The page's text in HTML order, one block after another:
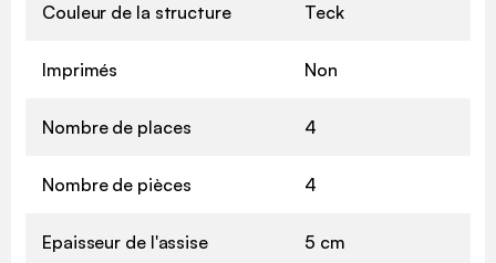
Couleur de la structure Teck
Imprimés Non
Nombre de places 4
Nombre de pièces 4
Epaisseur de l'assise 5 cm